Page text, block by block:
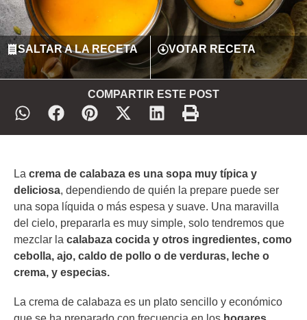
SALTAR A LA RECETA VOTAR RECETA
COMPARTIR ESTE POST
La crema de calabaza es una sopa muy típica y
deliciosa, dependiendo de quién la prepare puede ser
una sopa líquida o más espesa y suave. Una maravilla
del cielo, prepararla es muy simple, solo tendremos que
mezclar la calabaza cocida y otros ingredientes, como
cebolla, ajo, caldo de pollo o de verduras, leche o
crema, y especias.
La crema de calabaza es un plato sencillo y económico